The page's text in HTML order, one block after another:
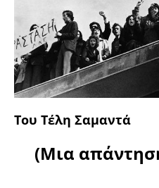
Του Τέλη Σαμαντά
(Μια